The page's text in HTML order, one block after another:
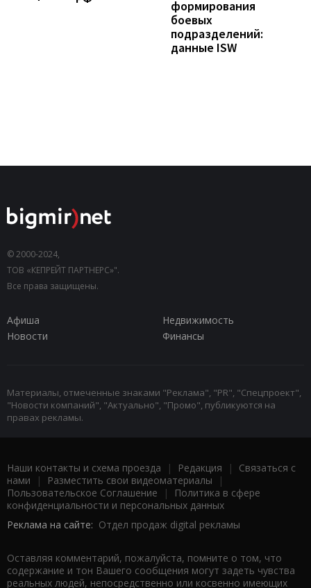
формирования
боевых
подразделений:
данные ISW
© 2000-2024,
ТОВ «КЕПРЕЙТ ПАРТНЕРС»".
Все права защищены.
Афиша
Недвижимость
Новости
Финансы
Материалы, отмеченные знаками "Реклама", "PR", "Спецпроект",
"Новости компаний", "Актуально", "Промо", публикуются на
правах рекламы.
Наши контакты и схема проезда | Редакция | Связаться с
нами | Разместить свои видеоматериалы |
Пользовательское Соглашение |
Политика в сфере
конфиденциальности и персональных данных
Реклама на сайте: Отдел продаж digital рекламы
Оставляя комментарий, пожалуйста, помните о том, что
содержание и тон Вашего сообщения могут задеть чувства
реальных людей, непосредственно или косвенно имеющих